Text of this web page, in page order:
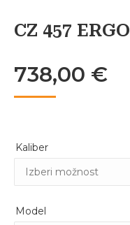
CZ 457 ERGO
738,00 €
Kaliber
Model